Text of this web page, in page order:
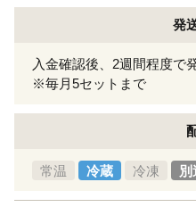
発
入金確認後、2週間程度で
※毎月5セットまで
常温 冷蔵 冷凍